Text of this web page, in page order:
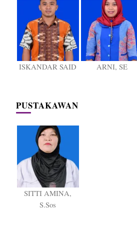
ISKANDAR SAID ARNI, SE
PUSTAKAWAN
SITTI AMINA,
S.Sos